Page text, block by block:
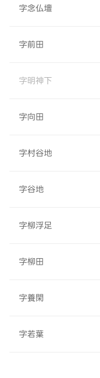
字念仏壇
字前田
字明神下
字向田
字村谷地
字谷地
字柳浮足
字柳田
字養閑
字若葉